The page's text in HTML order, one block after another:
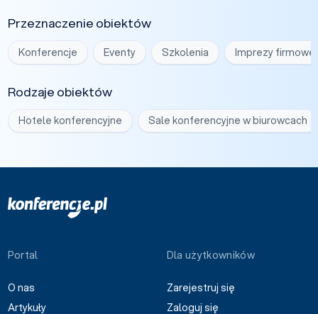
Przeznaczenie obiektów
Konferencje Eventy Szkolenia Imprezy firmowe
Rodzaje obiektów
Hotele konferencyjne Sale konferencyjne w biurowcach
Portal
O nas
Artykuły
Dla użytkowników
Zarejestruj się
Zaloguj się